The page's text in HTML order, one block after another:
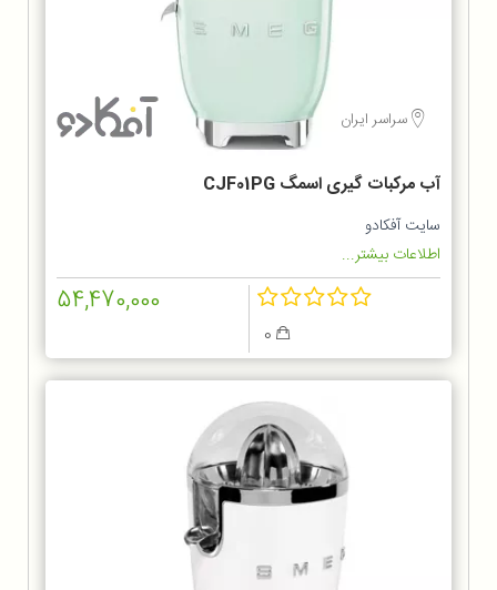
سراسر ایران
آب مرکبات گیری اسمگ CJF01PG
سایت آفکادو
اطلاعات بیشتر...
54,470,000